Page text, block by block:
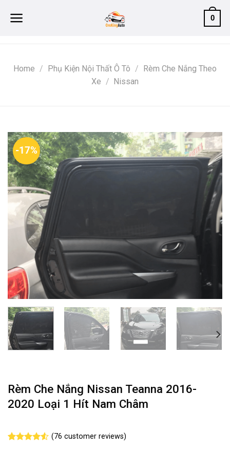
0
Home / Phụ Kiện Nội Thất Ô Tô / Rèm Che Nắng Theo
Xe / Nissan
-17%
Rèm Che Nắng Nissan Teanna 2016-
2020 Loại 1 Hít Nam Châm
(76 customer reviews)